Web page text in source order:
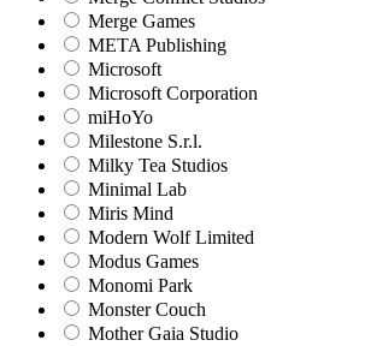
Merge Games
META Publishing
Microsoft
Microsoft Corporation‬
miHoYo
Milestone S.r.l.
Milky Tea Studios
Minimal Lab
Miris Mind
Modern Wolf Limited
Modus Games
Monomi Park
Monster Couch
Mother Gaia Studio